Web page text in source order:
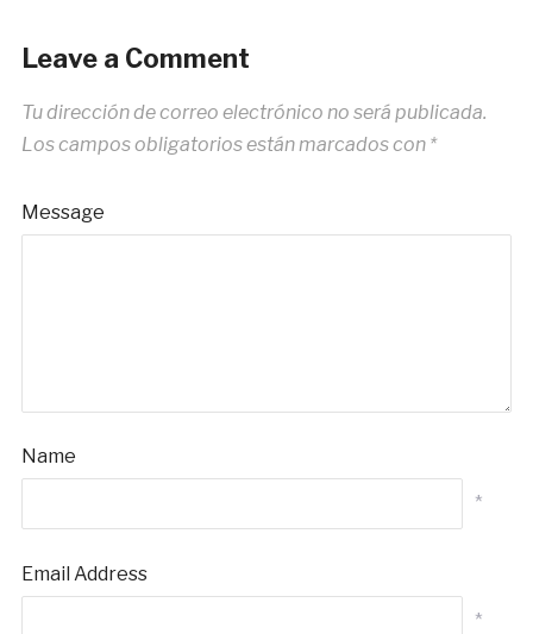
Leave a Comment
Tu dirección de correo electrónico no será publicada.
Los campos obligatorios están marcados con *
Message
Name
*
Email Address
*